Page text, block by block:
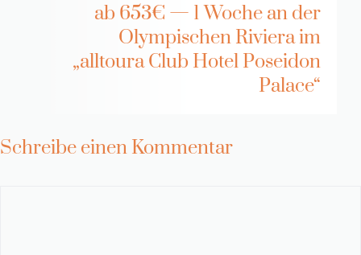
ab 653€ — 1 Woche an der
Olympischen Riviera im
„alltoura Club Hotel Poseidon
Palace“
Schreibe einen Kommentar